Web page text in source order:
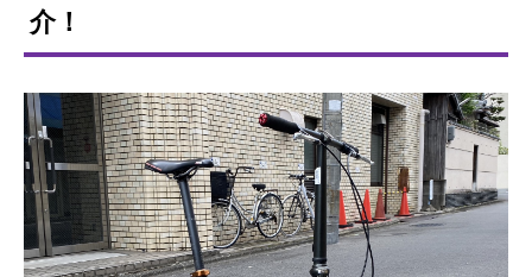
介！